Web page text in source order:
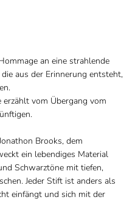
an eine strahlende
aus der Erinnerung entsteht,
erzählt vom Übergang vom
Brooks, dem
ein lebendiges Material
Schwarztöne mit tiefen,
Jeder Stift ist anders als
einfängt und sich mit der